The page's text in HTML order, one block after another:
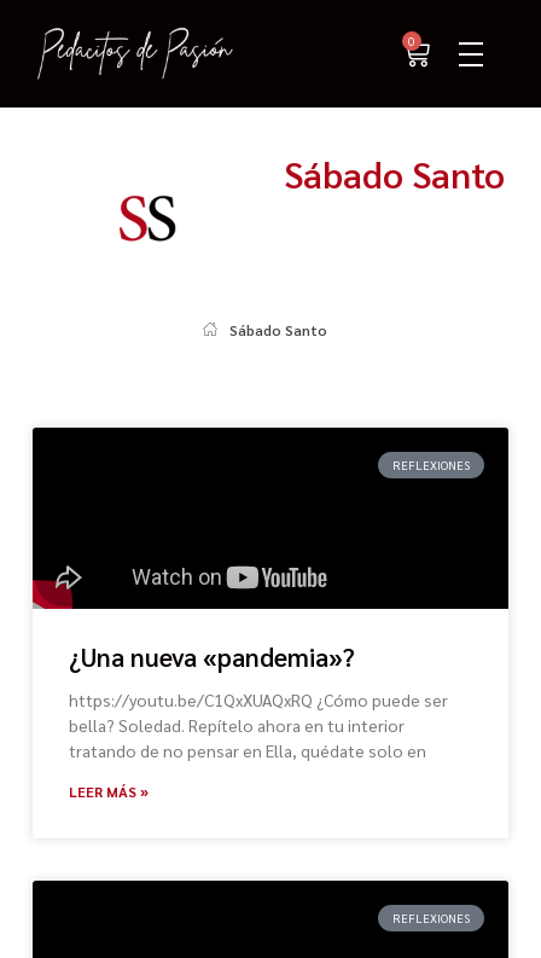
0
Sábado Santo
Sábado Santo
REFLEXIONES
¿Una nueva «pandemia»?
https://youtu.be/C1QxXUAQxRQ ¿Cómo puede ser
bella? Soledad. Repítelo ahora en tu interior
tratando de no pensar en Ella, quédate solo en
LEER MÁS »
REFLEXIONES